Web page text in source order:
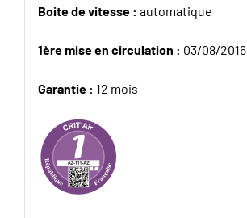
Boite de vitesse : automatique
1ère mise en circulation : 03/08/2016
Garantie : 12 mois